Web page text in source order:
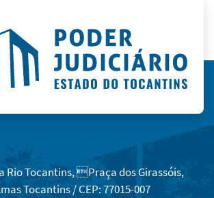
Rio Tocantins, Praça dos Girassóis,
Tocantins / CEP: 77015-007